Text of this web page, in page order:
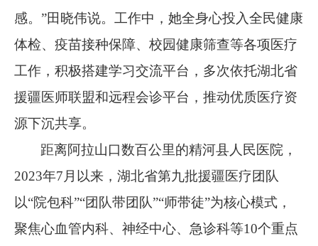
感。 ”田晓伟说。工作中，她全身心投入全民健康
体检、疫苗接种保障、校园健康筛查等各项医疗
工作，积极搭建学习交流平台，多次依托湖北省
援疆医师联盟和远程会诊平台，推动优质医疗资
源下沉共享。
距离阿拉山口数百公里的精河县人民医院，
2023年7 月以来，湖北省第九批援疆医疗团队
以“院包科”“团队带团队”“师带徒”为核心模式，
聚焦心血管内科、神经中心、急诊科等10个重点